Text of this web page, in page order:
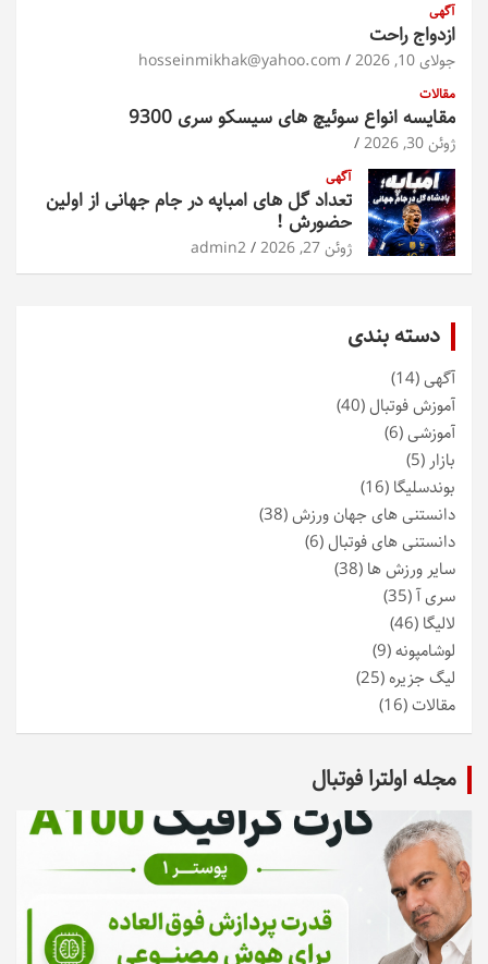
آگهی
ازدواج راحت
جولای 10, 2026 hosseinmikhak@yahoo.com
مقالات
مقایسه انواع سوئیچ های سیسکو سری 9300
ژوئن 30, 2026
آگهی
تعداد گل های امباپه در جام جهانی از اولین
حضورش !
ژوئن 27, 2026 admin2
دسته بندی
آگهی(14)
آموزش فوتبال(40)
آموزشی(6)
بازار (5)
بوندسلیگا (16)
دانستنی های جهان ورزش(38)
دانستنی های فوتبال(6)
سایر ورزش ها (38)
سری آ(35)
لالیگا (46)
لوشامپونه(9)
لیگ جزیره(25)
مقالات(16)
مجله اولترا فوتبال